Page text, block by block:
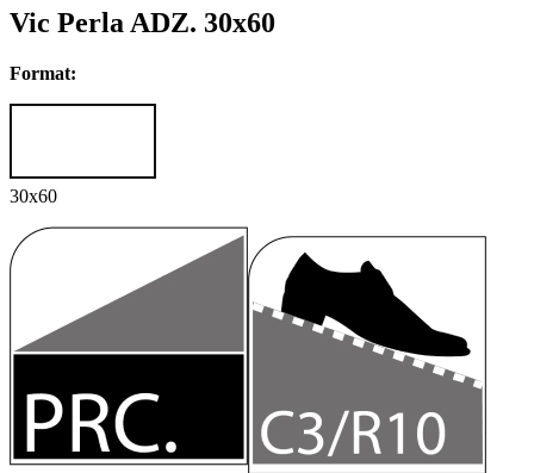
Vic Perla ADZ. 30x60
Format:
30x60